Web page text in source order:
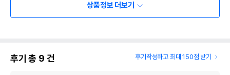
상품정보 더보기
후기 총 9 건 후기작성하고 최대 150점 받기